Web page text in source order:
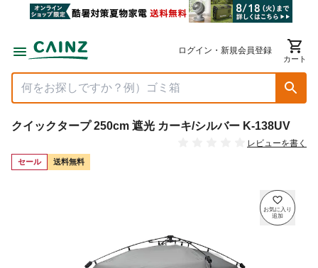
ログイン・新規会員登録
カート
クイックタープ 250cm 遮光 カーキ/シルバー K-138UV
レビューを書く
セール 送料無料